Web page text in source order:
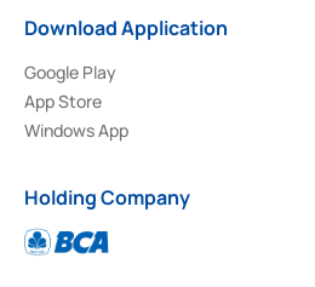
Download Application
Google Play
App Store
Windows App
Holding Company